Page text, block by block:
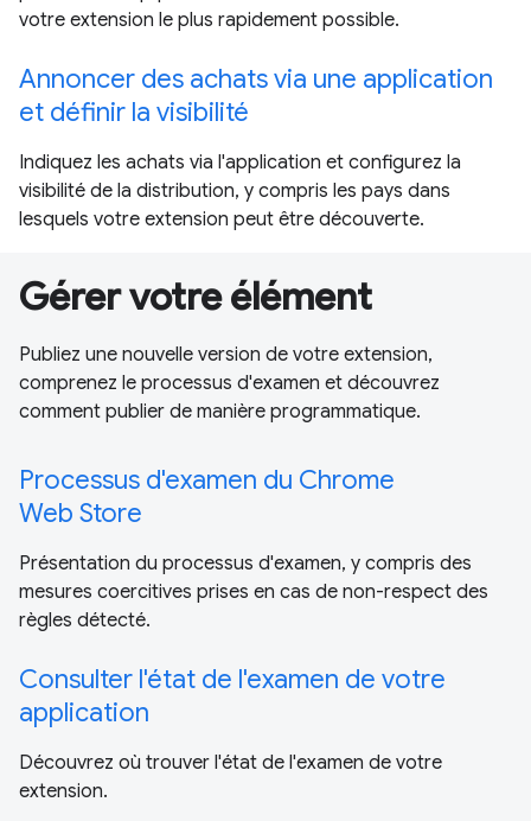
votre extension le plus rapidement possible.
Annoncer des achats via une application
et définir la visibilité
Indiquez les achats via l'application et configurez la
visibilité de la distribution, y compris les pays dans
lesquels votre extension peut être découverte.
Gérer votre élément
Publiez une nouvelle version de votre extension,
comprenez le processus d'examen et découvrez
comment publier de manière programmatique.
Processus d'examen du Chrome
Web Store
Présentation du processus d'examen, y compris des
mesures coercitives prises en cas de non-respect des
règles détecté.
Consulter l'état de l'examen de votre
application
Découvrez où trouver l'état de l'examen de votre
extension.